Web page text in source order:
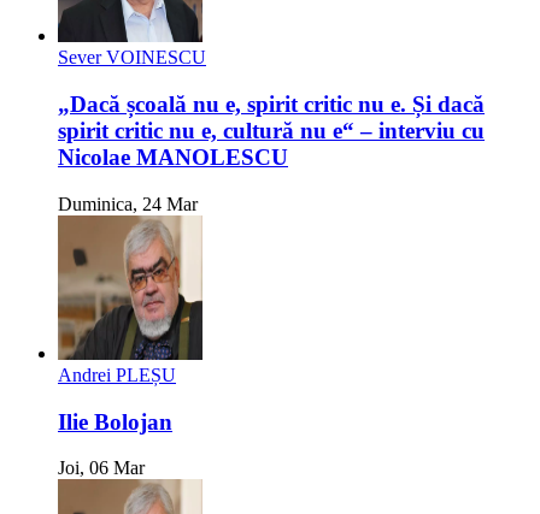
Sever VOINESCU
„Dacă școală nu e, spirit critic nu e. Și dacă
spirit critic nu e, cultură nu e“ – interviu cu
Nicolae MANOLESCU
Duminica, 24 Mar
Andrei PLEȘU
Ilie Bolojan
Joi, 06 Mar